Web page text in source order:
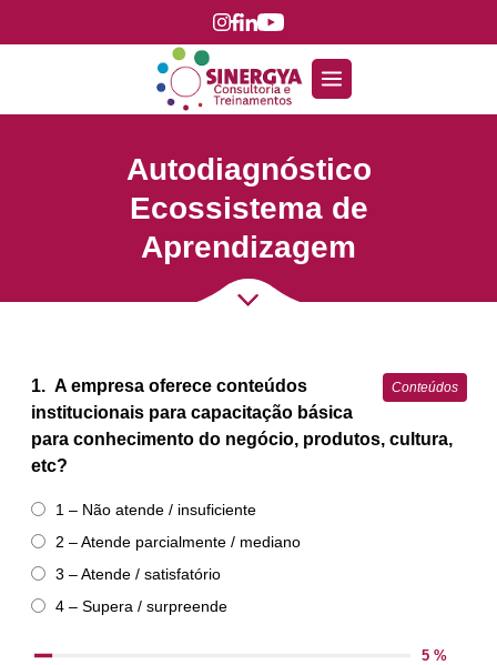
Autodiagnóstico
Ecossistema de
Aprendizagem
1. Conteúdos
A empresa oferece conteúdos
institucionais para capacitação básica
para conhecimento do negócio, produtos, cultura,
etc?
1 – Não atende / insuficiente
2 – Atende parcialmente / mediano
3 – Atende / satisfatório
4 – Supera / surpreende
5 %